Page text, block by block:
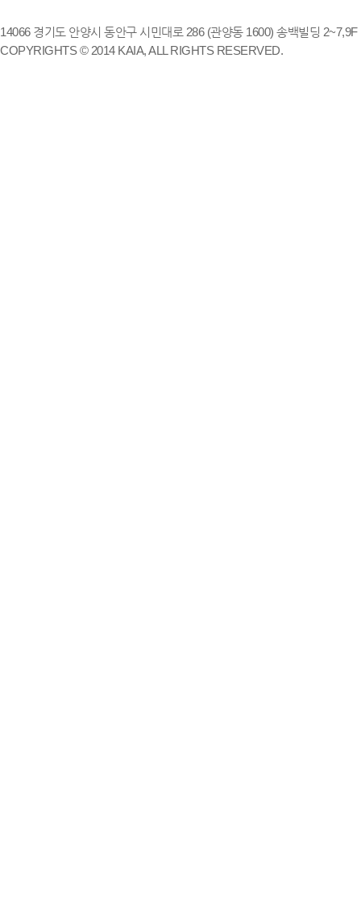
14066 경기도 안양시 동안구 시민대로 286 (관양동 1600) 송백빌딩
COPYRIGHTS © 2014 KAIA, ALL RIGHTS RESERVED.